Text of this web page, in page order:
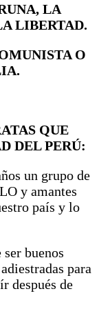
LA
LIBERTAD.
O
QUE
DEL PERÚ:
un grupo de
y amantes
país y lo
buenos
para
después de